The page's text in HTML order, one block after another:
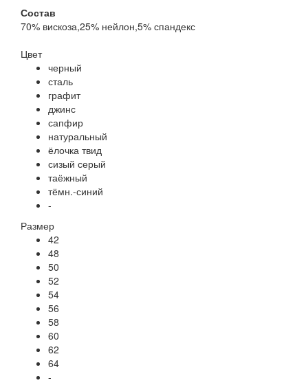
Состав
70% вискоза,25% нейлон,5% спандекс
Цвет
черный
сталь
графит
джинс
сапфир
натуральный
ёлочка твид
сизый серый
таёжный
тёмн.-синий
-
Размер
42
48
50
52
54
56
58
60
62
64
-